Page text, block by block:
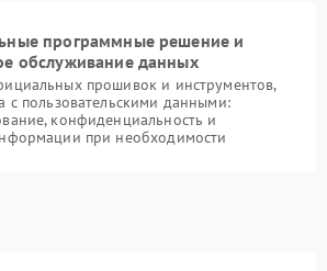
программные решение и
обслуживание данных
прошивок и инструментов,
с пользовательскими данными:
конфиденциальность и
при необходимости